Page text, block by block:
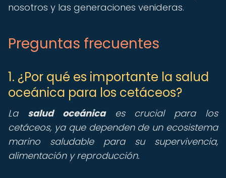
nosotros y las generaciones venideras.
Preguntas frecuentes
1. ¿Por qué es importante la salud
oceánica para los cetáceos?
La salud oceánicaes crucial para los
cetáceos, ya que dependen de un ecosistema
marino saludable para su supervivencia,
alimentación y reproducción.